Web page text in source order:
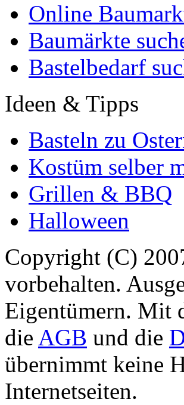
Online
Baumärkte
Bastelbedarf
Ideen & Tipps
Basteln zu
Kostüm selber
Grillen & BBQ
Halloween
Copyright (C)
vorbehalten.
Eigentümern. Mit
die AGB und die
übernimmt keine
Internetseiten.